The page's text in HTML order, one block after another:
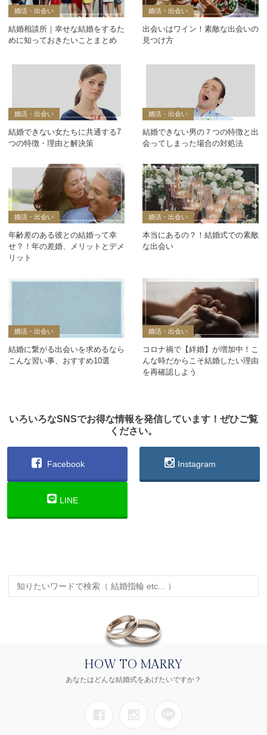
婚活・出会い
結婚相談所｜幸せな結婚をするた
めに知っておきたいことまとめ
婚活・出会い
出会いはワイン！素敵な出会いの
見つけ方
婚活・出会い
結婚できない女たちに共通する7
つの特徴・理由と解決策
婚活・出会い
結婚できない男の７つの特徴と出
会ってしまった場合の対処法
婚活・出会い
年齢差のある彼との結婚って幸
せ？！年の差婚、メリットとデメ
リット
婚活・出会い
本当にあるの？！結婚式での素敵
な出会い
婚活・出会い
結婚に繋がる出会いを求めるなら
こんな習い事、おすすめ10選
婚活・出会い
コロナ禍で【絆婚】が増加中！こ
んな時だからこそ結婚したい理由
を再確認しよう
いろいろなSNSでお得な情報を発信しています！ぜひご覧
ください。
Facebook Instagram
LINE
HOW TO MARRY
あなたはどんな結婚式をあげたいですか？